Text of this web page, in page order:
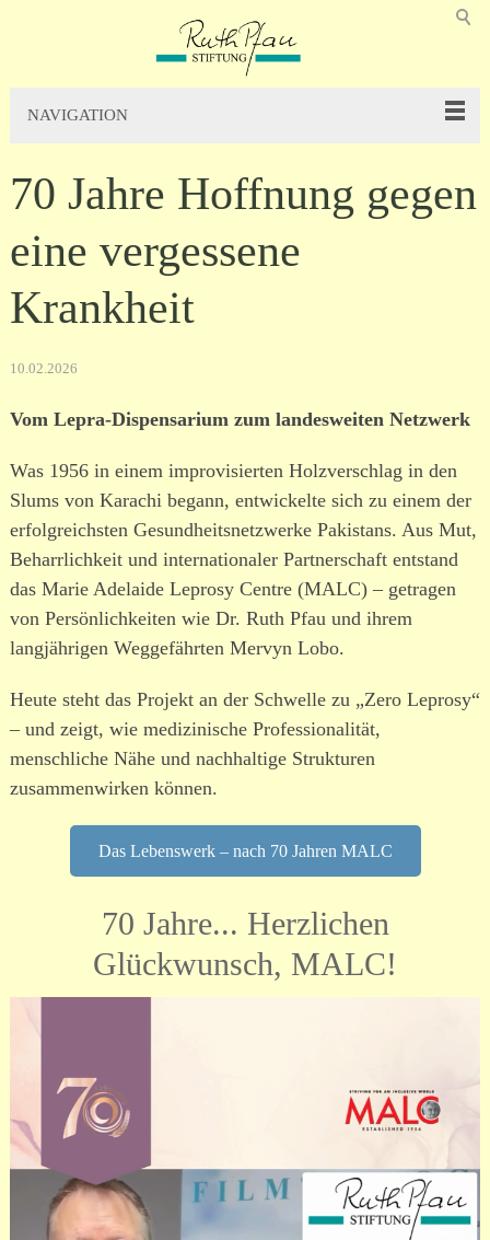
NAVIGATION
70 Jahre Hoffnung gegen
eine vergessene
Krankheit
10.02.2026
Vom Lepra-Dispensarium zum landesweiten Netzwerk
Was 1956 in einem improvisierten Holzverschlag in den
Slums von Karachi begann, entwickelte sich zu einem der
erfolgreichsten Gesundheitsnetzwerke Pakistans. Aus Mut,
Beharrlichkeit und internationaler Partnerschaft entstand
das Marie Adelaide Leprosy Centre (MALC) – getragen
von Persönlichkeiten wie Dr. Ruth Pfau und ihrem
langjährigen Weggefährten Mervyn Lobo.
Heute steht das Projekt an der Schwelle zu „Zero Leprosy“
– und zeigt, wie medizinische Professionalität,
menschliche Nähe und nachhaltige Strukturen
zusammenwirken können.
Das Lebenswerk – nach 70 Jahren MALC
70 Jahre... Herzlichen
Glückwunsch, MALC!